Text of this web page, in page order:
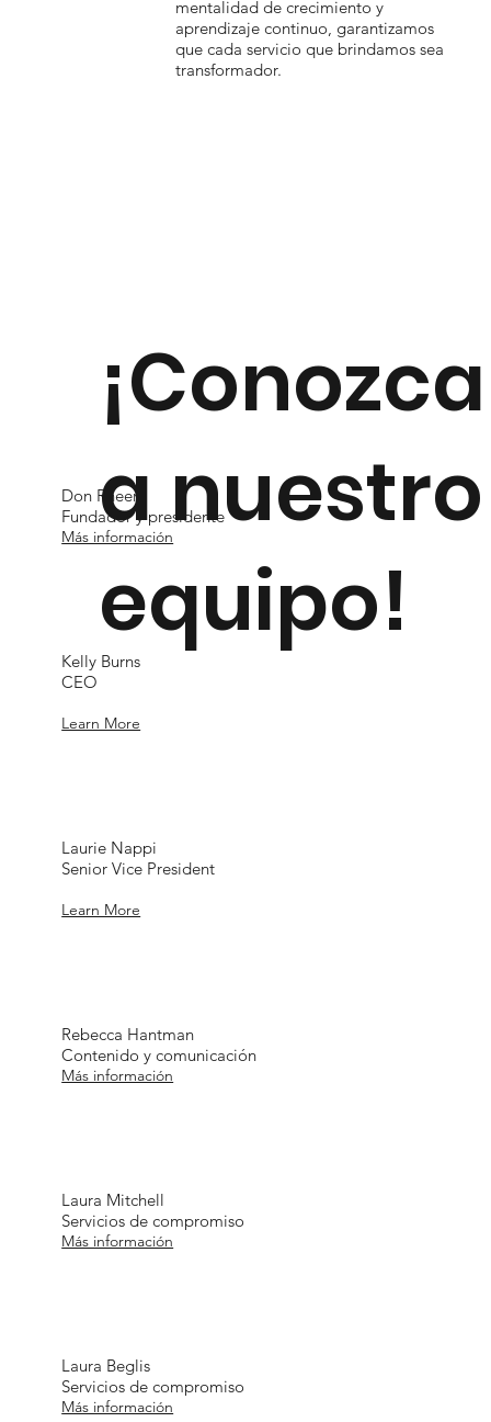
mentalidad de crecimiento y
aprendizaje continuo, garantizamos
que cada servicio que brindamos sea
transformador.
Don Rheem
Fundador y presidente
Más información
Kelly Burns
CEO
Learn More
Laurie Nappi
Senior Vice President
Learn More
Rebecca Hantman
Contenido y comunicación
Más información
Laura Mitchell
Servicios de compromiso
Más información
Laura Beglis
Servicios de compromiso
Más información
¡Conozca
a nuestro
equipo!